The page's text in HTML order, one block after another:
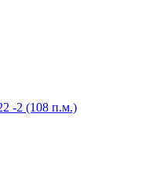
-2 (108 п.м.)